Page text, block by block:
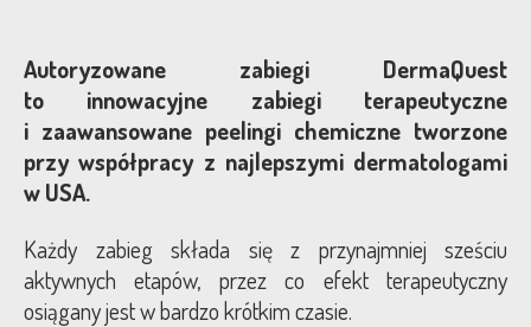
Autoryzowane zabiegi DermaQuest
to innowacyjne zabiegi terapeutyczne
i zaawansowane peelingi chemiczne tworzone
przy współpracy z najlepszymi dermatologami
w USA.
Każdy zabieg składa się z przynajmniej sześciu
aktywnych etapów, przez co efekt terapeutyczny
osiągany jest w bardzo krótkim czasie.